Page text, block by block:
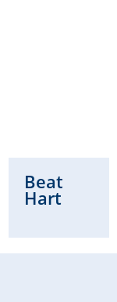
Beatrice
Hartung